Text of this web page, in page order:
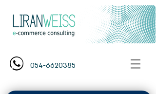
054-6620385